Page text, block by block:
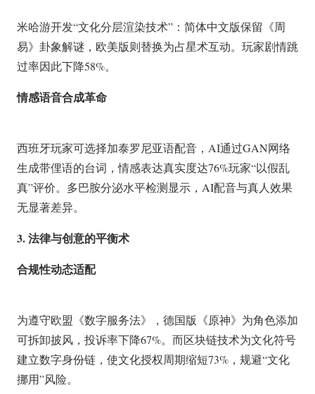
米哈游开发“文化分层渲染技术”：简体中文版保留《周
易》卦象解谜，欧美版则替换为占星术互动。玩家剧情跳
过率因此下降58%。
情感语音合成革命
西班牙玩家可选择加泰罗尼亚语配音，AI通过GAN网络
生成带俚语的台词，情感表达真实度达76%玩家“以假乱
真”评价。多巴胺分泌水平检测显示，AI配音与真人效果
无显著差异。
3. 法律与创意的平衡术
合规性动态适配
为遵守欧盟《数字服务法》，德国版《原神》为角色添加
可拆卸披风，投诉率下降67%。而区块链技术为文化符号
建立数字身份链，使文化授权周期缩短73%，规避“文化
挪用”风险。